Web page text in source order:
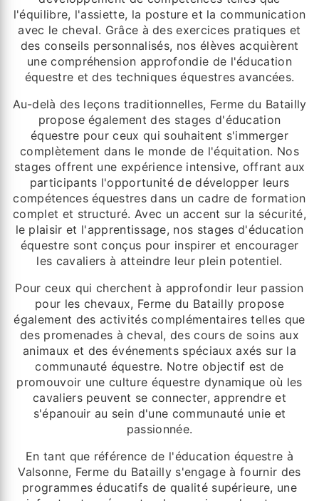
l'équilibre, l'assiette, la posture et la communication
avec le cheval. Grâce à des exercices pratiques et
des conseils personnalisés, nos élèves acquièrent
une compréhension approfondie de l'éducation
équestre et des techniques équestres avancées.
Au-delà des leçons traditionnelles, Ferme du Batailly
propose également des stages d'éducation
équestre pour ceux qui souhaitent s'immerger
complètement dans le monde de l'équitation. Nos
stages offrent une expérience intensive, offrant aux
participants l'opportunité de développer leurs
compétences équestres dans un cadre de formation
complet et structuré. Avec un accent sur la sécurité,
le plaisir et l'apprentissage, nos stages d'éducation
équestre sont conçus pour inspirer et encourager
les cavaliers à atteindre leur plein potentiel.
Pour ceux qui cherchent à approfondir leur passion
pour les chevaux, Ferme du Batailly propose
également des activités complémentaires telles que
des promenades à cheval, des cours de soins aux
animaux et des événements spéciaux axés sur la
communauté équestre. Notre objectif est de
promouvoir une culture équestre dynamique où les
cavaliers peuvent se connecter, apprendre et
s'épanouir au sein d'une communauté unie et
passionnée.
En tant que référence de l'éducation équestre à
Valsonne, Ferme du Batailly s'engage à fournir des
programmes éducatifs de qualité supérieure, une